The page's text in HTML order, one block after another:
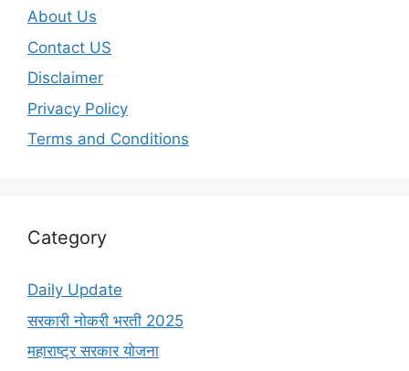
About Us
Contact US
Disclaimer
Privacy Policy
Terms and Conditions
Category
Daily Update
सरकारी नोकरी भरती 2025
महाराष्ट्र सरकार योजना